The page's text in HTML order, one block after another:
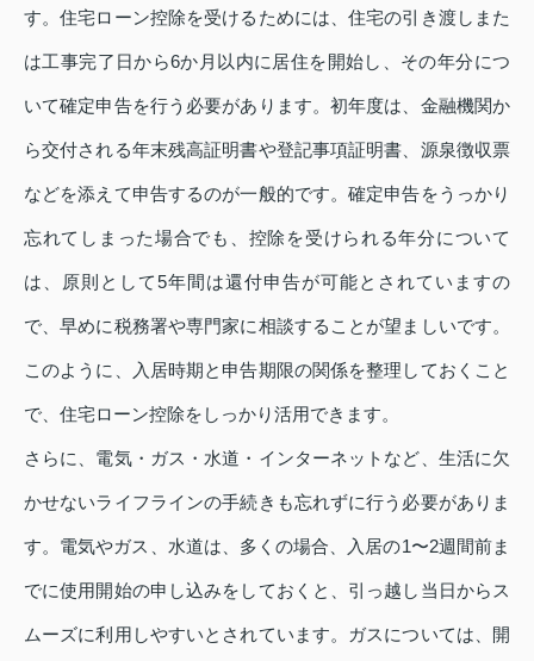
す。住宅ローン控除を受けるためには、住宅の引き渡しまた
は工事完了日から6か月以内に居住を開始し、その年分につ
いて確定申告を行う必要があります。初年度は、金融機関か
ら交付される年末残高証明書や登記事項証明書、源泉徴収票
などを添えて申告するのが一般的です。確定申告をうっかり
忘れてしまった場合でも、控除を受けられる年分について
は、原則として5年間は還付申告が可能とされていますの
で、早めに税務署や専門家に相談することが望ましいです。
このように、入居時期と申告期限の関係を整理しておくこと
で、住宅ローン控除をしっかり活用できます。
さらに、電気・ガス・水道・インターネットなど、生活に欠
かせないライフラインの手続きも忘れずに行う必要がありま
す。電気やガス、水道は、多くの場合、入居の1〜2週間前ま
でに使用開始の申し込みをしておくと、引っ越し当日からス
ムーズに利用しやすいとされています。ガスについては、開